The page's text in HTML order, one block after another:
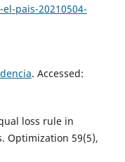
pais-20210504-
. Accessed:
loss rule in
Optimization 59(5),